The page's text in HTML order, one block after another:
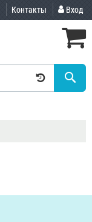
Контакты Вход